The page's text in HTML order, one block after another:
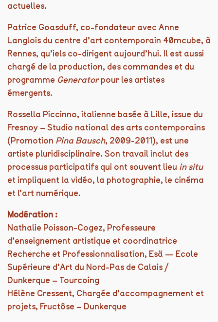
actuelles.
Patrice Goasduff, co-fondateur avec Anne
Langlois du centre d’art contemporain 40mcube, à
Rennes, qu’iels co-dirigent aujourd’hui. Il est aussi
chargé de la production, des commandes et du
programme Generatorpour les artistes
émergents.
Rossella Piccinno, italienne basée à Lille, issue du
Fresnoy – Studio national des arts contemporains
(Promotion Pina Bausch, 2009-2011), est une
artiste pluridisciplinaire. Son travail inclut des
processus participatifs qui ont souvent lieu in situ
et impliquent la vidéo, la photographie, le cinéma
et l’art numérique.
Modération :
Nathalie Poisson-Cogez, Professeure
d’enseignement artistique et coordinatrice
Recherche et Professionnalisation, Esä — Ecole
Supérieure d’Art du Nord-Pas de Calais /
Dunkerque – Tourcoing
Hélène Cressent, Chargée d’accompagnement et
projets, Fructôse – Dunkerque